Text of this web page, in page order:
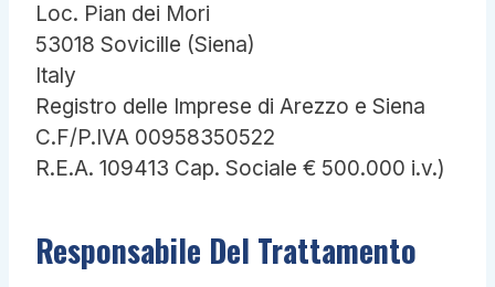
Loc. Pian dei Mori
53018 Sovicille (Siena)
Italy
Registro delle Imprese di Arezzo e Siena
C.F/P.IVA 00958350522
R.E.A. 109413 Cap. Sociale € 500.000 i.v.)
Responsabile Del Trattamento